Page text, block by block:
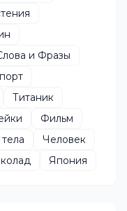
и Фразы
Титаник
Фильм
Человек
Япония